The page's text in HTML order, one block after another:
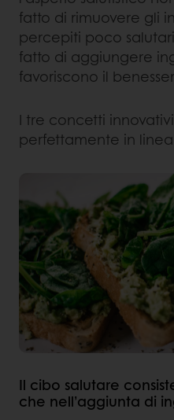
fatto di rimuovere gli
percepiti poco
fatto di aggiungere
favoriscono il
I tre concetti
perfettamente in
Il cibo salutare
che nell’aggiunta di